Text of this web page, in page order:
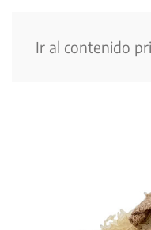
Ir al contenido